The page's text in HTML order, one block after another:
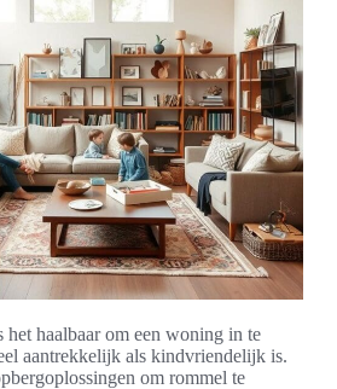
het haalbaar om een woning in te
aantrekkelijk als kindvriendelijk is.
om rommel te